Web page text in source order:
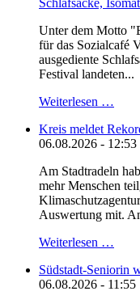
Schlafsäcke,
Unter dem Motto
für das Sozialcafé
ausgediente
Festival landeten...
Weiterlesen …
Kreis meldet
06.08.2026 - 12:53
Am Stadtradeln
mehr Menschen
Auswertung mit.
Weiterlesen …
Südstadt-Seniorin
06.08.2026 - 11:55